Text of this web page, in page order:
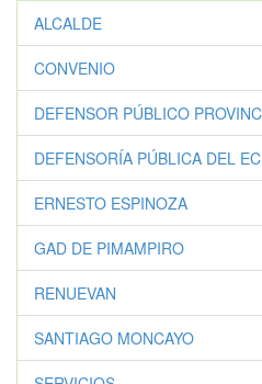
ALCALDE
CONVENIO
DEFENSOR PÚBLICO
DEFENSORÍA PÚBLICA DEL
ERNESTO ESPINOZA
GAD DE PIMAMPIRO
RENUEVAN
SANTIAGO MONCAYO